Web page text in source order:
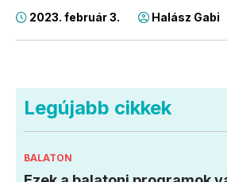
2023. február 3. Halász Gabi
Legújabb cikkek
BALATON